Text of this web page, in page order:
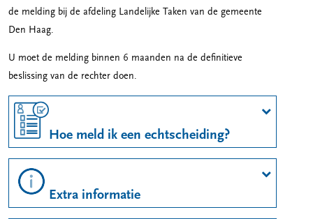
de melding bij de afdeling Landelijke Taken van de gemeente
Den Haag.
U moet de melding binnen 6 maanden na de definitieve
beslissing van de rechter doen.
Hoe meld ik een echtscheiding?
Extra informatie